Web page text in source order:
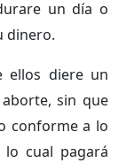
un día o
dinero.
ellos diere un
sin que
conforme a lo
cual pagará